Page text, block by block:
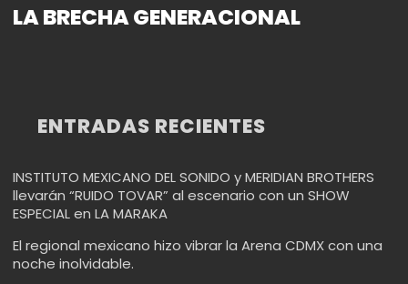
LA BRECHA GENERACIONAL
ENTRADAS RECIENTES
INSTITUTO MEXICANO DEL SONIDO y MERIDIAN BROTHERS
llevarán “RUIDO TOVAR” al escenario con un SHOW
ESPECIAL en LA MARAKA
El regional mexicano hizo vibrar la Arena CDMX con una
noche inolvidable.